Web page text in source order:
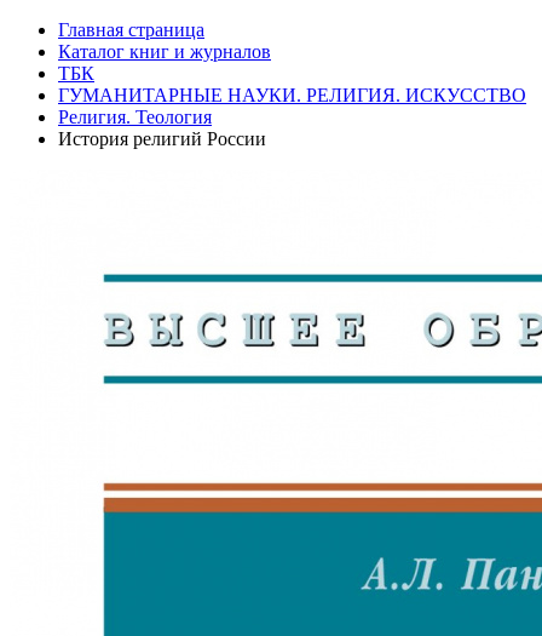
Главная страница
Каталог книг и журналов
ТБК
ГУМАНИТАРНЫЕ НАУКИ. РЕЛИГИЯ. ИСКУССТВО
Религия. Теология
История религий России